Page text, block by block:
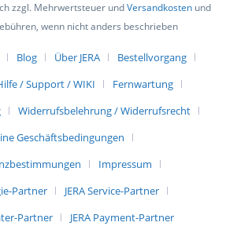
zzgl. Mehrwertsteuer undVersandkostenund
wenn nicht anders beschrieben
Blog Über JERA
Bestellvorgang
/ Support / WIKI
Fernwartung
Widerrufsbelehrung / Widerrufsrecht
Geschäftsbedingungen
Impressum
Partner
JERA Service-Partner
Partner
JERA Payment-Partner